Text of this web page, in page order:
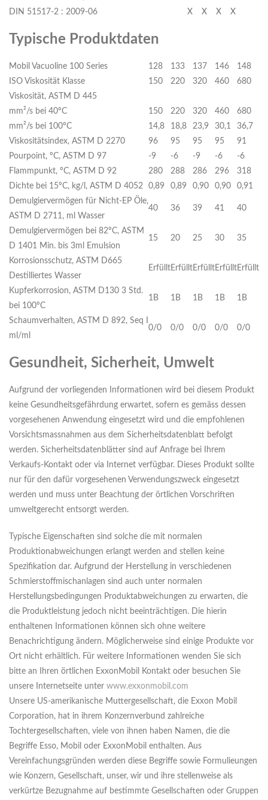
DIN 51517-2 : 2009-06
X X X X
Typische Produktdaten
Mobil Vacuoline 100 Series 128 133 137 146
148
ISO Viskosität Klasse
150 220 320 460
680
Viskosität, ASTM D 445
mm²/s bei 40ºC
150 220 320 460
680
mm²/s bei 100ºC
14,8 18,8 23,9 30,1
36,7
Viskositätsindex, ASTM D 2270
96 95 95 95
91
Pourpoint, ºC, ASTM D 97
-9 -6 -9 -6
-6
Flammpunkt, ºC, ASTM D 92
280 288 286 296
318
Dichte bei 15ºC, kg/l, ASTM D 4052
0,89 0,89 0,90 0,90
0,91
Demulgiervermögen für Nicht-EP Öle,
ASTM D 2711, ml Wasser
40 36 39 41 40
Demulgiervermögen bei 82ºC, ASTM
D 1401 Min. bis 3ml Emulsion
15 20 25 30 35
Korrosionsschutz, ASTM D665
Destilliertes Wasser
ErfülltErfülltErfülltErfülltErfüllt
Kupferkorrosion, ASTM D130 3 Std.
bei 100ºC
1B 1B 1B 1B 1B
Schaumverhalten, ASTM D 892, Seq I
ml/ml
0/0 0/0 0/0 0/0 0/0
Gesundheit, Sicherheit, Umwelt
Aufgrund der vorliegenden Informationen wird bei diesem Produkt
keine Gesundheitsgefährdung erwartet, sofern es gemäss dessen
vorgesehenen Anwendung eingesetzt wird und die empfohlenen
Vorsichtsmassnahmen aus dem Sicherheitsdatenblatt befolgt
werden. Sicherheitsdatenblätter sind auf Anfrage bei Ihrem
Verkaufs-Kontakt oder via Internet verfügbar. Dieses Produkt sollte
nur für den dafür vorgesehenen Verwendungszweck eingesetzt
werden und muss unter Beachtung der örtlichen Vorschriften
umweltgerecht entsorgt werden.
Typische Eigenschaften sind solche die mit normalen
Produktionabweichungen erlangt werden and stellen keine
Spezifikation dar. Aufgrund der Herstellung in verschiedenen
Schmierstoffmischanlagen sind auch unter normalen
Herstellungsbedingungen Produktabweichungen zu erwarten, die
die Produktleistung jedoch nicht beeinträchtigen. Die hierin
enthaltenen Informationen können sich ohne weitere
Benachrichtigung ändern. Möglicherweise sind einige Produkte vor
Ort nicht erhältlich. Für weitere Informationen wenden Sie sich
bitte an Ihren örtlichen ExxonMobil Kontakt oder besuchen Sie
unsere Internetseite unter www.exxonmobil.com
Unsere US-amerikanische Muttergesellschaft, die Exxon Mobil
Corporation, hat in ihrem Konzernverbund zahlreiche
Tochtergesellschaften, viele von ihnen haben Namen, die die
Begriffe Esso, Mobil oder ExxonMobil enthalten. Aus
Vereinfachungsgründen werden diese Begriffe sowie Formulieungen
wie Konzern, Gesellschaft, unser, wir und ihre stellenweise als
verkürtze Bezugnahme auf bestimmte Gesellschaften oder Gruppen